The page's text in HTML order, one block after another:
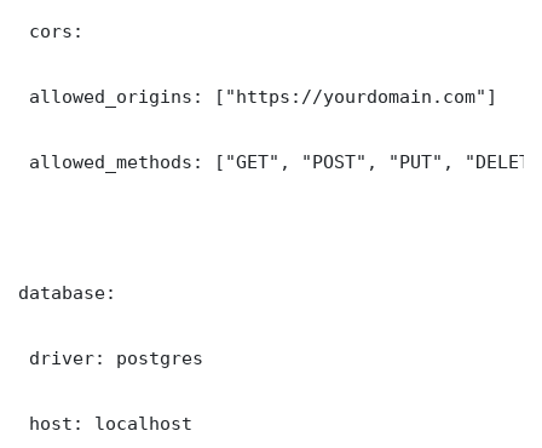
cors:
allowed_origins: ["https://yourdomain.com"]
allowed_methods: ["GET", "POST", "PUT",
database:
driver: postgres
host: localhost